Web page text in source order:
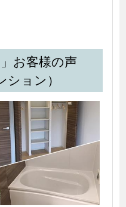
お客様の声
ション）